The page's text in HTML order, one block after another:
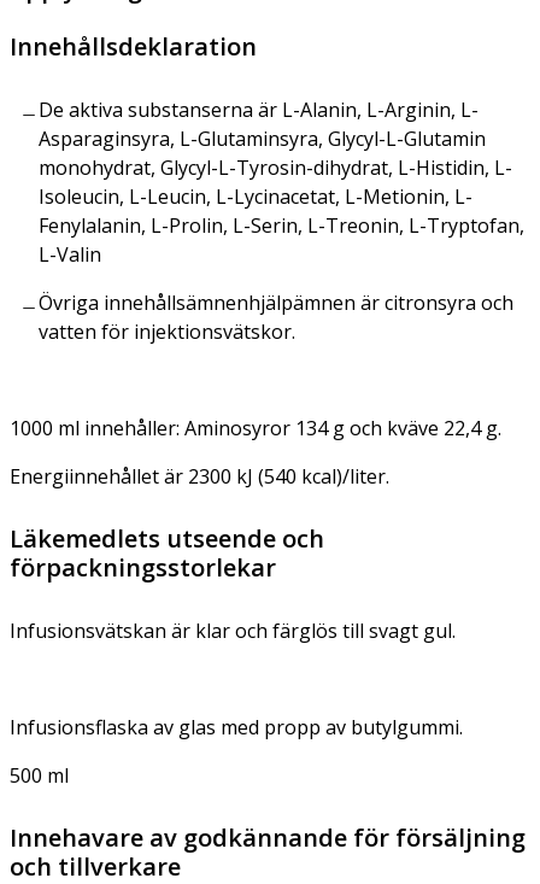
Innehållsdeklaration
De aktiva substanserna är L-Alanin, L-Arginin, L-
Asparaginsyra, L-Glutaminsyra, Glycyl-L-Glutamin
monohydrat, Glycyl-L-Tyrosin-dihydrat, L-Histidin, L-
Isoleucin, L-Leucin, L-Lycinacetat, L-Metionin, L-
Fenylalanin, L-Prolin, L-Serin, L-Treonin, L-Tryptofan,
L-Valin
Övriga innehållsämnenhjälpämnen är citronsyra och
vatten för injektionsvätskor.
1000 ml innehåller: Aminosyror 134 g och kväve 22,4 g.
Energiinnehållet är 2300 kJ (540 kcal)/liter.
Läkemedlets utseende och
förpackningsstorlekar
Infusionsvätskan är klar och färglös till svagt gul.
Infusionsflaska av glas med propp av butylgummi.
500 ml
Innehavare av godkännande för försäljning
och tillverkare